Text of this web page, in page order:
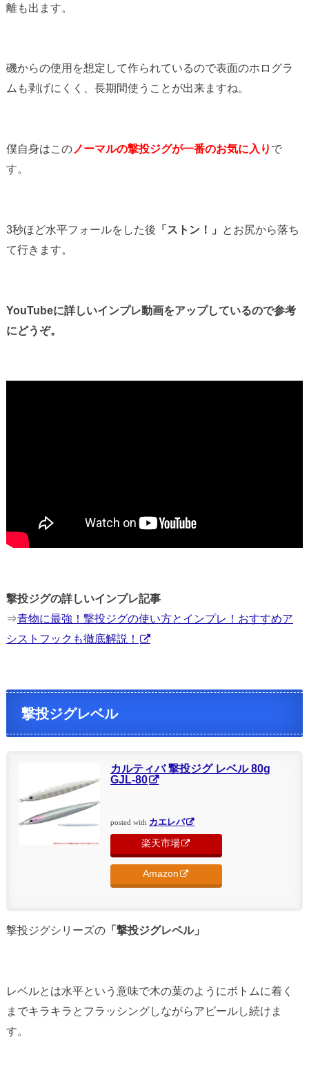
離も出ます。
磯からの使用を想定して作られているので表面のホログラ
ムも剥げにくく、長期間使うことが出来ますね。
僕自身はこのノーマルの撃投ジグが一番のお気に入り で
す。
3秒ほど水平フォールをした後 「ストン！」
とお尻から落ち
て行きます。
YouTubeに詳しいインプレ動画をアップしているので参考
にどうぞ。
撃投ジグの詳しいインプレ記事
⇒青物に最強！撃投ジグの使い方とインプレ！おすすめア
シストフックも徹底解説！
撃投ジグレベル
カルティバ 撃投ジグ レベル 80g
GJL-80
posted with カエレバ
楽天市場
Amazon
撃投ジグシリーズの「撃投ジグレベル」
レベルとは水平という意味で木の葉のようにボトムに着く
までキラキラとフラッシングしながらアピールし続けま
す。